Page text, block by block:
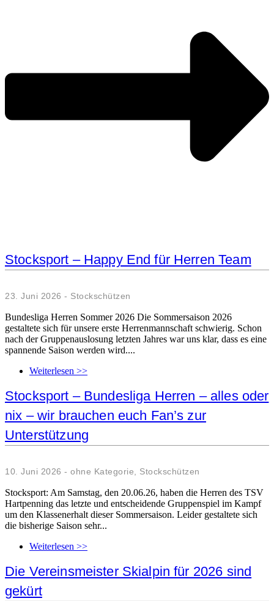
Stocksport – Happy End für Herren Team
23. Juni 2026 - Stockschützen
Bundesliga Herren Sommer 2026 Die Sommersaison 2026
gestaltete sich für unsere erste Herrenmannschaft schwierig. Schon
nach der Gruppenauslosung letzten Jahres war uns klar, dass es eine
spannende Saison werden wird....
Weiterlesen >>
Stocksport – Bundesliga Herren – alles oder
nix – wir brauchen euch Fan’s zur
Unterstützung
10. Juni 2026 - ohne Kategorie, Stockschützen
Stocksport: Am Samstag, den 20.06.26, haben die Herren des TSV
Hartpenning das letzte und entscheidende Gruppenspiel im Kampf
um den Klassenerhalt dieser Sommersaison. Leider gestaltete sich
die bisherige Saison sehr...
Weiterlesen >>
Die Vereinsmeister Skialpin für 2026 sind
gekürt